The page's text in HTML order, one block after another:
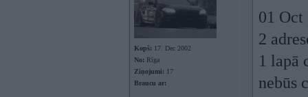
Kopš: 17. Dec 2002
No: Rīga
Ziņojumi: 17
Braucu ar:
01
2
1 lapā
nebūs